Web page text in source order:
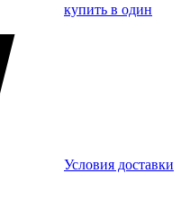
купить в один
Условия доставки